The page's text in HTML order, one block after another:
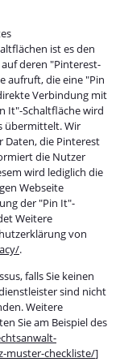
ist es den
deren "Pinterest-
aufruft, die eine "Pin
Verbindung mit
It"-Schaltfläche wird
übermittelt. Wir
Daten, die Pinterest
die Nutzer
wird lediglich die
Webseite
der "Pin It"-
Weitere
von
.
falls Sie keinen
sind nicht
Weitere
Sie am Beispiel des
muster-checkliste/]